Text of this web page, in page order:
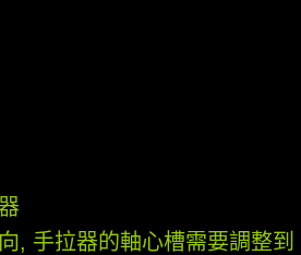
, 手拉器的軸心槽需要調整到